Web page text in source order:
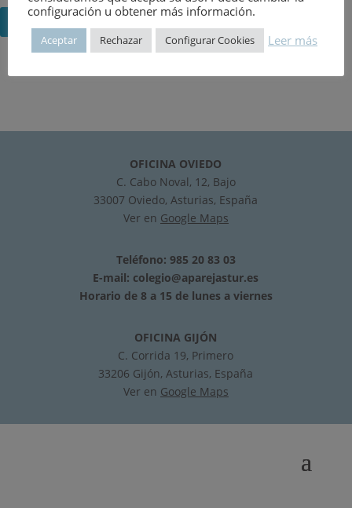
Volver
OFICINA OVIEDO
C. Cabo Noval, 12, Bajo
33007 Oviedo, Asturias, España
Ver en Google Maps
Teléfono: 985 20 83 03
E-mail: colegio@aparejastur.es
Horario de 8 a 15 de lunes a viernes
OFICINA GIJÓN
C. Corrida 19, Primero
33206 Gijón, Asturias, España
Ver en Google Maps
configuración u obtener más información.
Aceptar Rechazar Configurar Cookies Leer más